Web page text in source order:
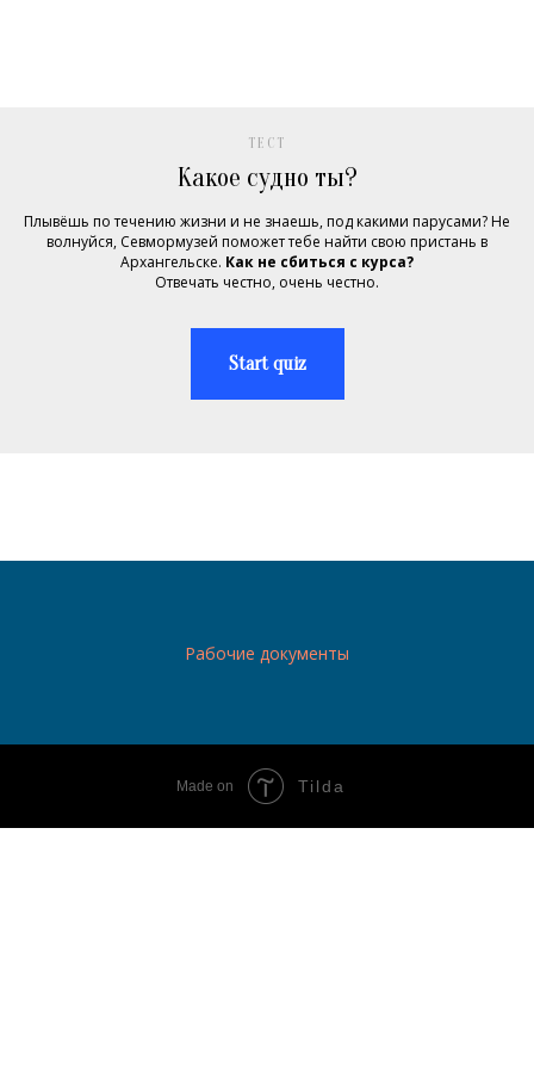
ТЕСТ
Какое судно ты?
Плывёшь по течению жизни и не знаешь, под какими парусами? Не
волнуйся, Севмормузей поможет тебе найти свою пристань в
Архангельске. Как не сбиться с курса?
Отвечать честно, очень честно.
Start quiz
Рабочие документы
Made on Tilda